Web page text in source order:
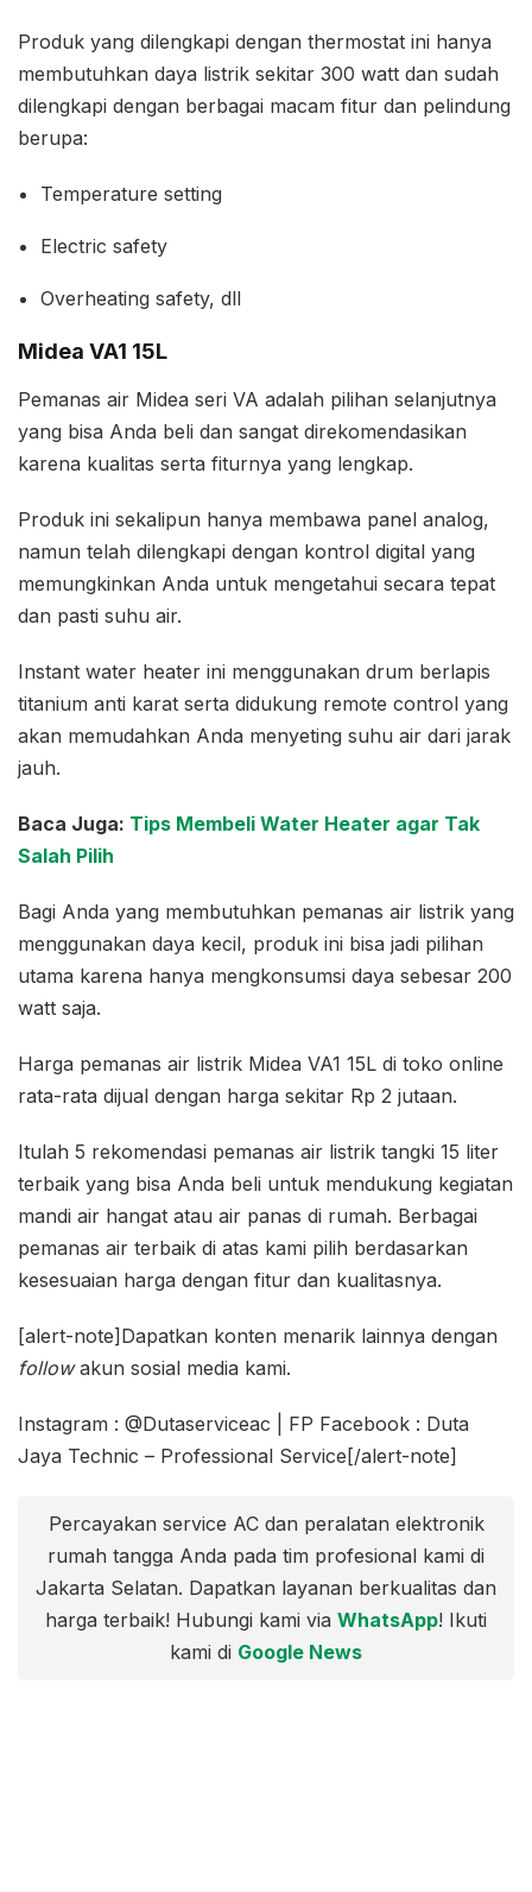
Produk yang dilengkapi dengan thermostat ini hanya
membutuhkan daya listrik sekitar 300 watt dan sudah
dilengkapi dengan berbagai macam fitur dan pelindung
berupa:
Temperature setting
Electric safety
Overheating safety, dll
Midea VA1 15L
Pemanas air Midea seri VA adalah pilihan selanjutnya
yang bisa Anda beli dan sangat direkomendasikan
karena kualitas serta fiturnya yang lengkap.
Produk ini sekalipun hanya membawa panel analog,
namun telah dilengkapi dengan kontrol digital yang
memungkinkan Anda untuk mengetahui secara tepat
dan pasti suhu air.
Instant water heater ini menggunakan drum berlapis
titanium anti karat serta didukung remote control yang
akan memudahkan Anda menyeting suhu air dari jarak
jauh.
Baca Juga: Tips Membeli Water Heater agar Tak
Salah Pilih
Bagi Anda yang membutuhkan pemanas air listrik yang
menggunakan daya kecil, produk ini bisa jadi pilihan
utama karena hanya mengkonsumsi daya sebesar 200
watt saja.
Harga pemanas air listrik Midea VA1 15L di toko online
rata-rata dijual dengan harga sekitar Rp 2 jutaan.
Itulah 5 rekomendasi pemanas air listrik tangki 15 liter
terbaik yang bisa Anda beli untuk mendukung kegiatan
mandi air hangat atau air panas di rumah. Berbagai
pemanas air terbaik di atas kami pilih berdasarkan
kesesuaian harga dengan fitur dan kualitasnya.
[alert-note]Dapatkan konten menarik lainnya dengan
followakun sosial media kami.
Instagram : @Dutaserviceac | FP Facebook : Duta
Jaya Technic – Professional Service[/alert-note]
Percayakan service AC dan peralatan elektronik
rumah tangga Anda pada tim profesional kami di
Jakarta Selatan. Dapatkan layanan berkualitas dan
harga terbaik! Hubungi kami via WhatsApp! Ikuti
kami di Google News